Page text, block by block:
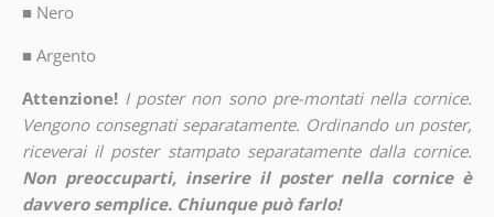
■ Nero
■ Argento
Attenzione! I poster non sono pre-montati nella cornice.
Vengono consegnati separatamente. Ordinando un poster,
riceverai il poster stampato separatamente dalla cornice.
Non preoccuparti, inserire il poster nella cornice è
davvero semplice. Chiunque può farlo!